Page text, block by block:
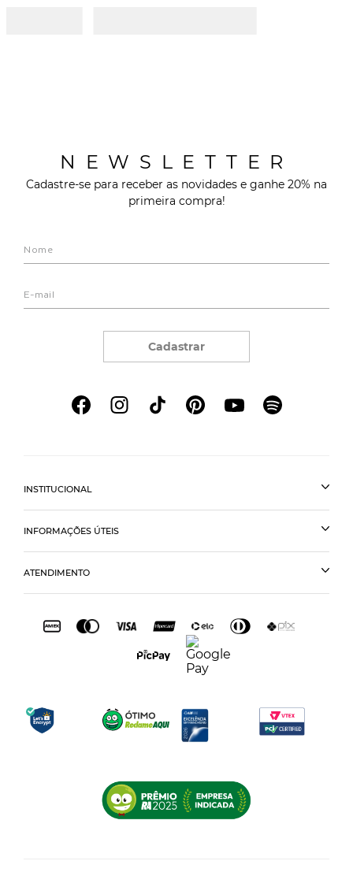
NEWSLETTER
Cadastre-se para receber as novidades e ganhe 20% na
primeira compra!
Cadastrar
INSTITUCIONAL
INFORMAÇÕES ÚTEIS
ATENDIMENTO